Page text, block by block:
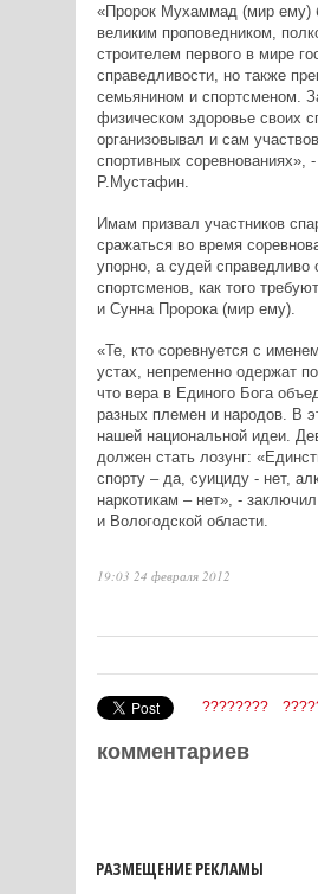
«Пророк Мухаммад (мир ему)
великим проповедником,
строителем первого в мире
справедливости, но также
семьянином и спортсменом.
физическом здоровье своих
организовывал и сам
спортивных соревнованиях», -
Р.Мустафин.
Имам призвал участников
сражаться во время
упорно, а судей справедливо
спортсменов, как того
и Сунна Пророка (мир ему).
«Те, кто соревнуется с
устах, непременно одержат
что вера в Единого Бога
разных племен и народов. В
нашей национальной идеи.
должен стать лозунг:
спорту – да, суициду - нет,
наркотикам – нет», -
и Вологодской области.
19:03 24 февраля 2012
????????
комментариев
РАЗМЕЩЕНИЕ РЕКЛАМЫ